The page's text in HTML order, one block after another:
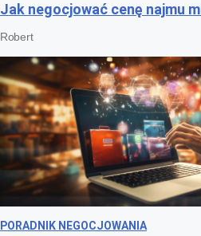
Jak negocjować cenę najmu
Robert
PORADNIK NEGOCJOWANIA